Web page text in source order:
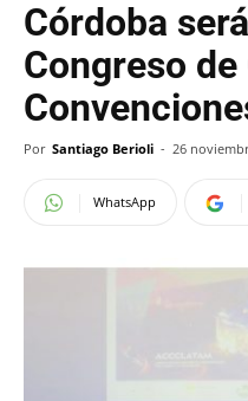
Córdoba
Congreso
Por Santiago Berioli - 26
WhatsApp